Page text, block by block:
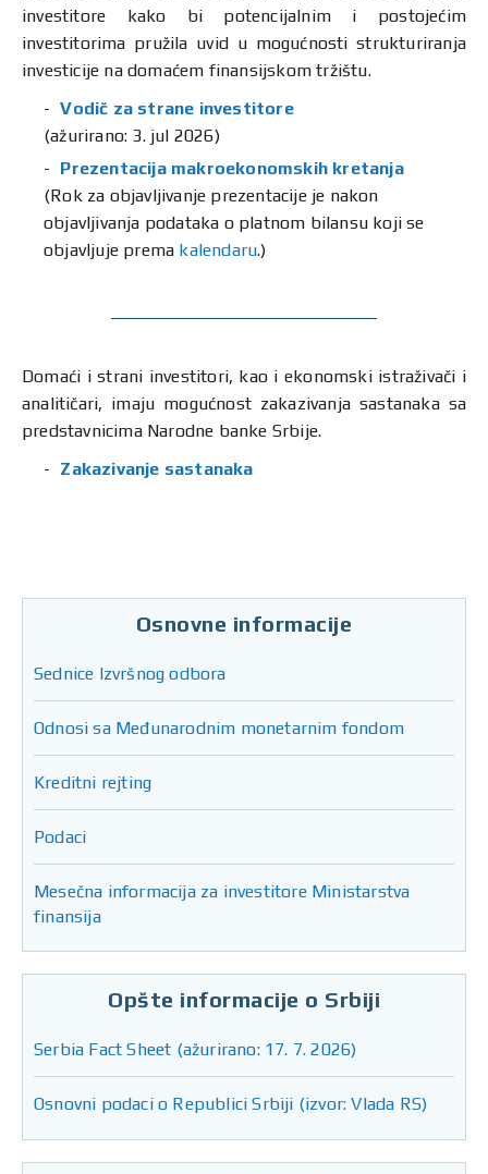
investitore kako bi potencijalnim i postojećim
investitorima pružila uvid u mogućnosti strukturiranja
investicije na domaćem finansijskom tržištu.
Vodič za strane investitore
(ažurirano: 3. jul 2026)
Prezentacija makroekonomskih kretanja
(Rok za objavljivanje prezentacije je nakon
objavljivanja podataka o platnom bilansu koji se
objavljuje prema kalendaru.)
Domaći i strani investitori, kao i ekonomski istraživači i
analitičari, imaju mogućnost zakazivanja sastanaka sa
predstavnicima Narodne banke Srbije.
Zakazivanje sastanaka
Osnovne informacije
Sednice Izvršnog odbora
Odnosi sa Međunarodnim monetarnim fondom
Kreditni rejting
Podaci
Mesečna informacija za investitore Ministarstva
finansija
Opšte informacije o Srbiji
Serbia Fact Sheet (ažurirano: 17. 7. 2026)
Osnovni podaci o Republici Srbiji (izvor: Vlada RS)